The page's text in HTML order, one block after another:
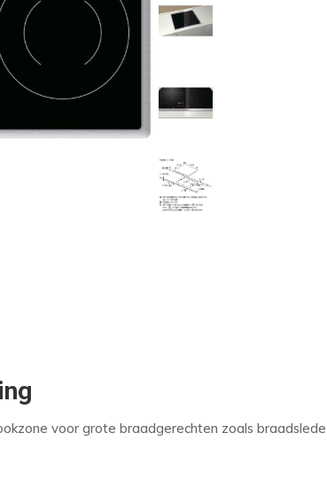
voor grote braadgerechten zoals braadslede